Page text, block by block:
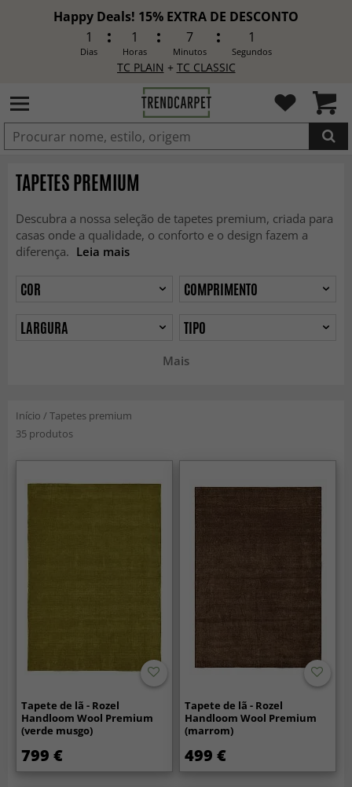
Happy Deals! 15% EXTRA DE DESCONTO
1
Dias
1
Horas
6
Minutos
59
Segundos
TC PLAIN + TC CLASSIC
TAPETES PREMIUM
Descubra a nossa seleção de tapetes premium, criada para
casas onde a qualidade, o conforto e o design fazem a
diferença. Leia mais
Mais
COR
COMPRIMENTO
LARGURA
TIPO
Início /Tapetes premium
35 produtos
Tapete de lã - Rozel
Handloom Wool Premium
(verde musgo)
799 €
Tapete de lã - Rozel
Handloom Wool Premium
(marrom)
499 €